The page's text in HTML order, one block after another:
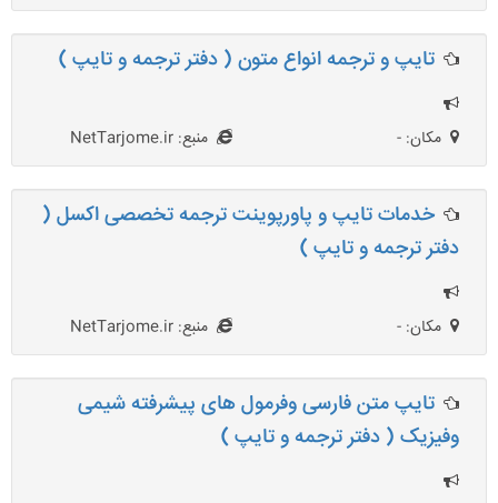
تایپ و ترجمه انواع متون ( دفتر ترجمه و تایپ )
مکان: - منبع: NetTarjome.ir
خدمات تایپ و پاورپوینت ترجمه تخصصی اکسل (
دفتر ترجمه و تایپ )
مکان: - منبع: NetTarjome.ir
تایپ متن فارسی وفرمول های پیشرفته شیمی
وفیزیک ( دفتر ترجمه و تایپ )